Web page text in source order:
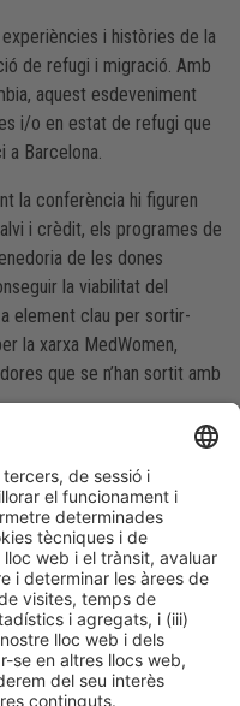
i històries de la
de refugi i migració. Amb
aquest esdeveniment
i/o en estat de refugi que
Barcelona.
la conferència hi figuren
i crèdit, els programes de
de les dones
la viabilitat del
element clau per sortir-
la xarxa MedWomen,
que se n’han sortit amb